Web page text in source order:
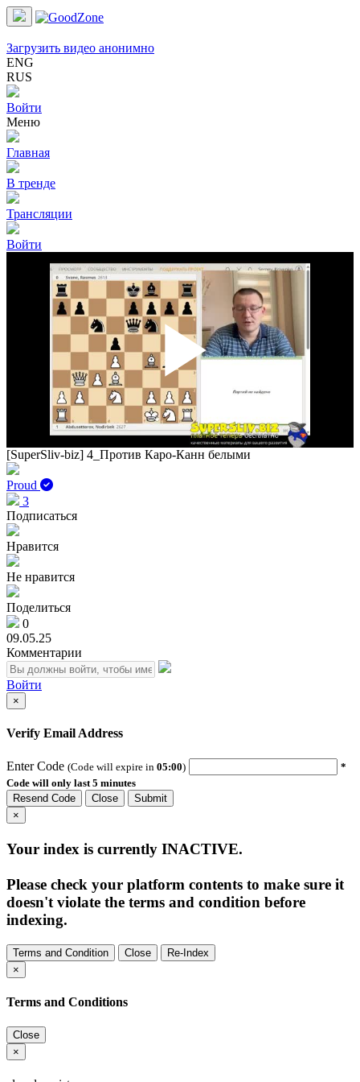
Загрузить видео анонимно
ENG
RUS
Войти
Меню
Главная
В тренде
Трансляции
Войти
Play
[SuperSliv-biz] 4_Против Каро-Канн белыми
Proud
3
Подписаться
Нравится
Не нравится
Поделиться
0
09.05.25
Комментарии
Войти
×
Verify Email Address
Enter Code (Code will expire in 05:00)
*
Code will only last 5 minutes
Resend Code
Close
Submit
×
Your index is currently INACTIVE.
Please check your platform contents to make sure it
doesn't violate the terms and condition before
indexing.
Terms and Condition Close
Re-Index
×
Terms and Conditions
Close
×